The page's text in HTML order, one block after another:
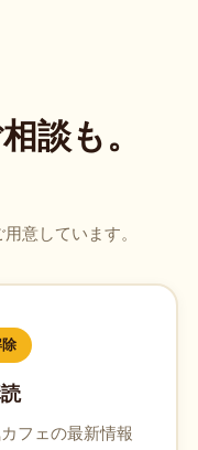
談も。
意しています。
フェの最新情報